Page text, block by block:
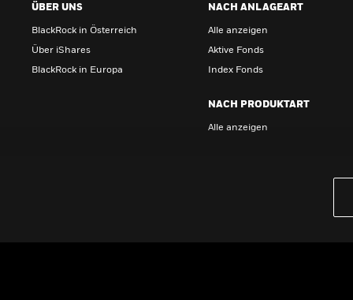
ÜBER UNS
BlackRock in Österreich
Über iShares
BlackRock in Europa
NACH ANLAGEART
Alle anzeigen
Aktive Fonds
Index Fonds
NACH PRODUKTART
Alle anzeigen